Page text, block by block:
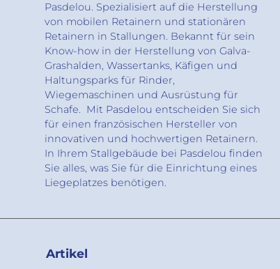
Pasdelou. Spezialisiert auf die Herstellung
von mobilen Retainern und stationären
Retainern in Stallungen. Bekannt für sein
Know-how in der Herstellung von Galva-
Grashalden, Wassertanks, Käfigen und
Haltungsparks für Rinder,
Wiegemaschinen und Ausrüstung für
Schafe. Mit Pasdelou entscheiden Sie sich
für einen französischen Hersteller von
innovativen und hochwertigen Retainern.
In Ihrem Stallgebäude bei Pasdelou finden
Sie alles, was Sie für die Einrichtung eines
Liegeplatzes benötigen.
Artikel